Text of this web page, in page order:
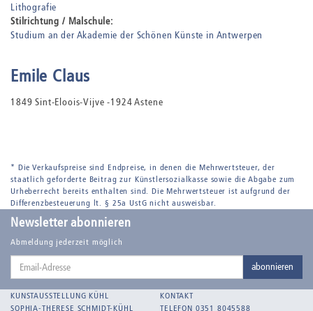
Lithografie
Stilrichtung / Malschule:
Studium an der Akademie der Schönen Künste in Antwerpen
Emile Claus
1849 Sint-Eloois-Vijve -1924 Astene
* Die Verkaufspreise sind Endpreise, in denen die Mehrwertsteuer, der
staatlich geforderte Beitrag zur Künstlersozialkasse sowie die Abgabe zum
Urheberrecht bereits enthalten sind. Die Mehrwertsteuer ist aufgrund der
Differenzbesteuerung lt. § 25a UstG nicht ausweisbar.
Newsletter abonnieren
Abmeldung jederzeit möglich
Email-
abonnieren
KUNSTAUSSTELLUNG KÜHL
SOPHIA-THERESE SCHMIDT-KÜHL
KONTAKT
TELEFON 0351 8045588